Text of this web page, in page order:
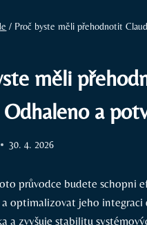
/ Proč byste měli přehodnotit
měli
Odhaleno a
30. 4. 2026
průvodce budete schopni
a optimalizovat jeho
a zvyšuje stabilitu